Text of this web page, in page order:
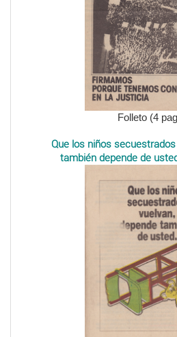
Folleto (4
Que los niños
también depende de